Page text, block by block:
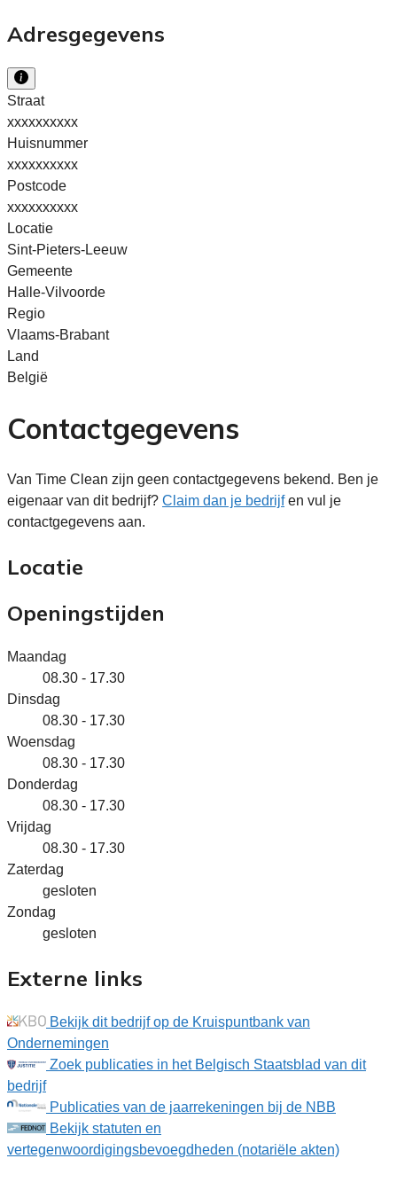
Adresgegevens
Straat
xxxxxxxxxx
Huisnummer
xxxxxxxxxx
Postcode
xxxxxxxxxx
Locatie
Sint-Pieters-Leeuw
Gemeente
Halle-Vilvoorde
Regio
Vlaams-Brabant
Land
België
Contactgegevens
Van Time Clean zijn geen contactgegevens bekend. Ben je
eigenaar van dit bedrijf? Claim dan je bedrijfen vul je
contactgegevens aan.
Locatie
Openingstijden
Maandag
08.30 - 17.30
Dinsdag
08.30 - 17.30
Woensdag
08.30 - 17.30
Donderdag
08.30 - 17.30
Vrijdag
08.30 - 17.30
Zaterdag
gesloten
Zondag
gesloten
Externe links
Bekijk dit bedrijf op de Kruispuntbank van
Ondernemingen
Zoek publicaties in het Belgisch Staatsblad van dit
bedrijf
Publicaties van de jaarrekeningen bij de NBB
Bekijk statuten en
vertegenwoordigingsbevoegdheden (notariële akten)